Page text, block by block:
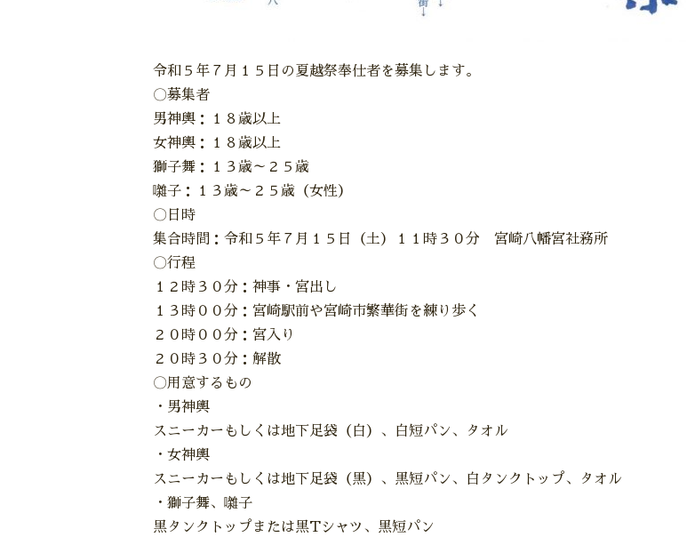
令和５年７月１５日の夏越祭奉仕者を募集します。
〇募集者
男神輿：１８歳以上
女神輿：１８歳以上
獅子舞：１３歳～２５歳
囃子：１３歳～２５歳（女性）
〇日時
集合時間：令和５年７月１５日（土）１１時３０分 宮崎八幡宮社務所
〇行程
１２時３０分：神事・宮出し
１３時００分：宮崎駅前や宮崎市繁華街を練り歩く
２０時００分：宮入り
２０時３０分：解散
〇用意するもの
・男神輿
スニーカーもしくは地下足袋（白）、白短パン、タオル
・女神輿
スニーカーもしくは地下足袋（黒）、黒短パン、白タンクトップ、タオル
・獅子舞、囃子
黒タンクトップまたは黒Tシャツ、黒短パン